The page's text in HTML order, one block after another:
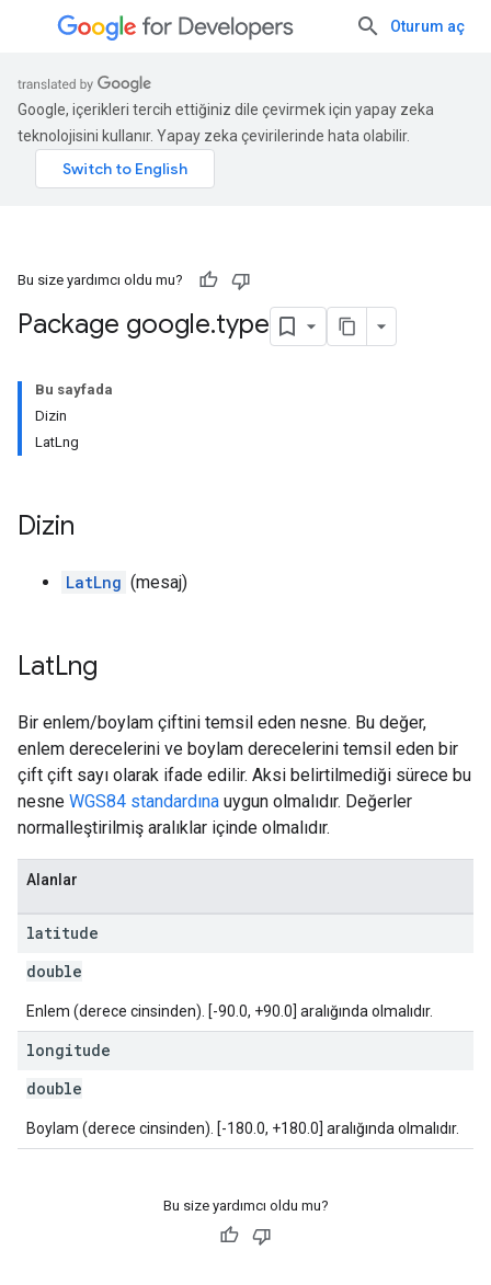
Oturum aç
Google, içerikleri tercih ettiğiniz dile çevirmek için yapay zeka
teknolojisini kullanır. Yapay zeka çevirilerinde hata olabilir.
Bu size yardımcı oldu mu?
Package google.type
Bu sayfada
Dizin
LatLng
Dizin
LatLng (mesaj)
LatLng
Bir enlem/boylam çiftini temsil eden nesne. Bu değer,
enlem derecelerini ve boylam derecelerini temsil eden bir
çift çift sayı olarak ifade edilir. Aksi belirtilmediği sürece bu
nesne WGS84 standardına uygun olmalıdır. Değerler
normalleştirilmiş aralıklar içinde olmalıdır.
Alanlar
latitude
double
Enlem (derece cinsinden). [-90.0, +90.0] aralığında olmalıdır.
longitude
double
Boylam (derece cinsinden). [-180.0, +180.0] aralığında olmalıdır.
Bu size yardımcı oldu mu?